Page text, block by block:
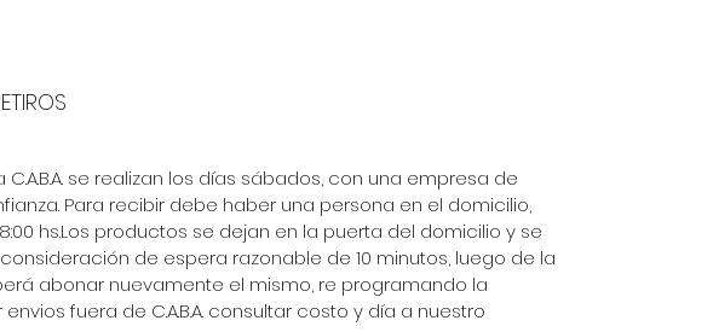
C.A.B.A. se realizan los días sábados, con una empresa de
Para recibir debe haber una persona en el domicilio,
hs.Los productos se dejan en la puerta del domicilio y se
de espera razonable de 10 minutos, luego de la
abonar nuevamente el mismo, re programando la
envios fuera de C.A.B.A. consultar costo y día a nuestro